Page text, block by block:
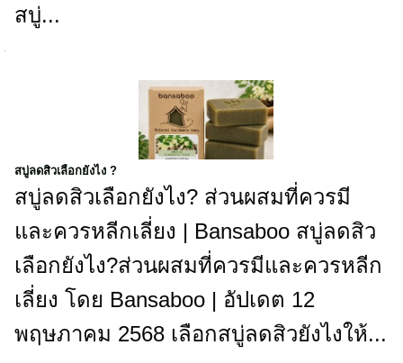
สบู่...
สบู่ลดสิวเลือกยังไง ?
สบู่ลดสิวเลือกยังไง? ส่วนผสมที่ควรมี
และควรหลีกเลี่ยง | Bansaboo สบู่ลดสิว
เลือกยังไง?ส่วนผสมที่ควรมีและควรหลีก
เลี่ยง โดย Bansaboo | อัปเดต 12
พฤษภาคม 2568 เลือกสบู่ลดสิวยังไงให้...